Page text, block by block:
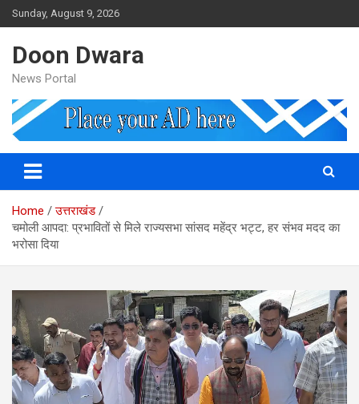
Skip
to
Sunday, August 9, 2026
Doon Dwara
News Portal
Home
उत्तराखंड
चमोली आपदा: प्रभावितों से मिले राज्यसभा सांसद महेंद्र भट्ट, हर संभव मदद का
भरोसा दिया